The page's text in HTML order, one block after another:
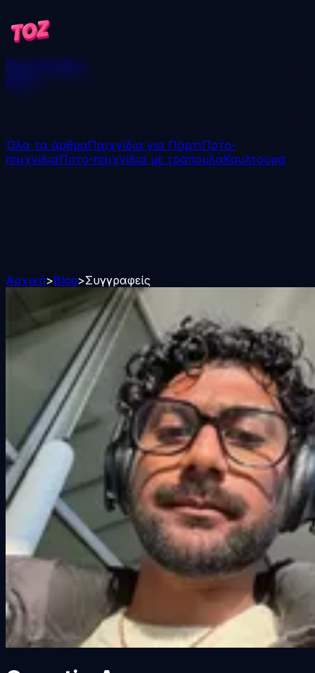
ΠαιχνίδιαBlog
Λήψη
Όλα τα άρθραΠαιχνίδια για ΠάρτιΠοτο-
παιχνίδιαΠοτο-παιχνίδια με τράπουλαΚουλτούρα
Αρχική>Blog>Συγγραφείς